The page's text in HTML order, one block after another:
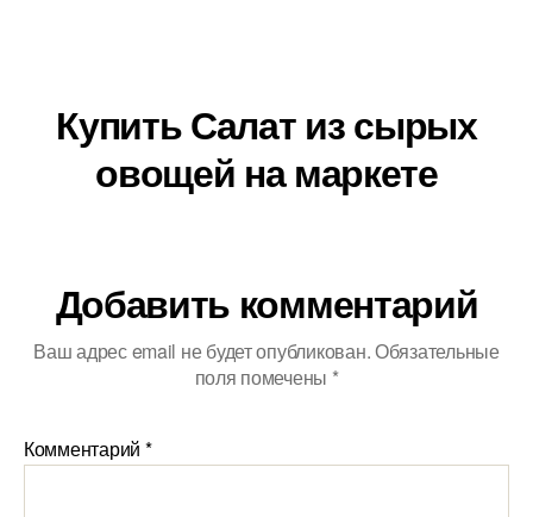
Купить Салат из сырых
овощей на маркете
Добавить комментарий
Ваш адрес email не будет опубликован.Обязательные
поля помечены *
Комментарий *